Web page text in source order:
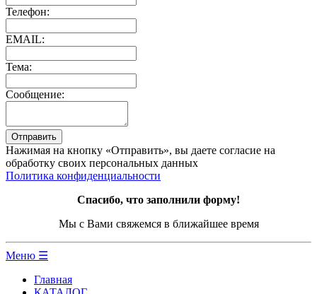
Телефон:
EMAIL:
Тема:
Сообщение:
Нажимая на кнопку «Отправить», вы даете согласие на
обработку своих персональных данных
Политика конфиденциальности
Спасибо, что заполнили форму!
Мы с Вами свяжемся в ближайшее время
Меню ☰
Главная